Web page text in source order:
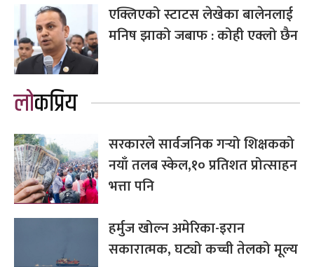
एक्लिएको स्टाटस लेखेका बालेनलाई
मनिष झाको जबाफ : कोही एक्लो छैन
लोकप्रिय
सरकारले सार्वजनिक गर्‍यो शिक्षकको
नयाँ तलब स्केल,१० प्रतिशत प्रोत्साहन
भत्ता पनि
हर्मुज खोल्न अमेरिका-इरान
सकारात्मक, घट्यो कच्ची तेलको मूल्य